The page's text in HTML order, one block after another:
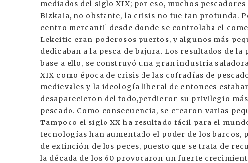
mediados del siglo XIX; por eso, muchos
Bizkaia, no obstante, la crisis no fue tan profunda.
centro mercantil desde donde se controlaba el
Lekeitio eran poderosos puertos, y algunos más
dedicaban a la pesca de bajura. Los resultados de la
base a ello, se construyó una gran industria
XIX como época de crisis de las cofradías de
medievales y la ideología liberal de entonces
desaparecieron del todo,perdieron su privilegio
pescado. Como consecuencia, se crearon varias
Tampoco el siglo XX ha resultado fácil para el
tecnologías han aumentado el poder de los barcos,
de extinción de los peces, puesto que se trata de
la década de los 60 provocaron un fuerte